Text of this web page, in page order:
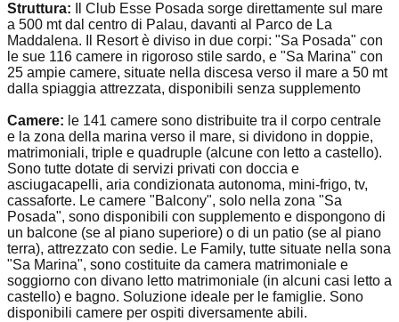
Struttura: Il Club Esse Posada sorge direttamente sul mare
a 500 mt dal centro di Palau, davanti al Parco de La
Maddalena. Il Resort è diviso in due corpi: "Sa Posada" con
le sue 116 camere in rigoroso stile sardo, e "Sa Marina" con
25 ampie camere, situate nella discesa verso il mare a 50 mt
dalla spiaggia attrezzata, disponibili senza supplemento
Camere: le 141 camere sono distribuite tra il corpo centrale
e la zona della marina verso il mare, si dividono in doppie,
matrimoniali, triple e quadruple (alcune con letto a castello).
Sono tutte dotate di servizi privati con doccia e
asciugacapelli, aria condizionata autonoma, mini-frigo, tv,
cassaforte. Le camere "Balcony", solo nella zona "Sa
Posada", sono disponibili con supplemento e dispongono di
un balcone (se al piano superiore) o di un patio (se al piano
terra), attrezzato con sedie. Le Family, tutte situate nella sona
"Sa Marina", sono costituite da camera matrimoniale e
soggiorno con divano letto matrimoniale (in alcuni casi letto a
castello) e bagno. Soluzione ideale per le famiglie. Sono
disponibili camere per ospiti diversamente abili.